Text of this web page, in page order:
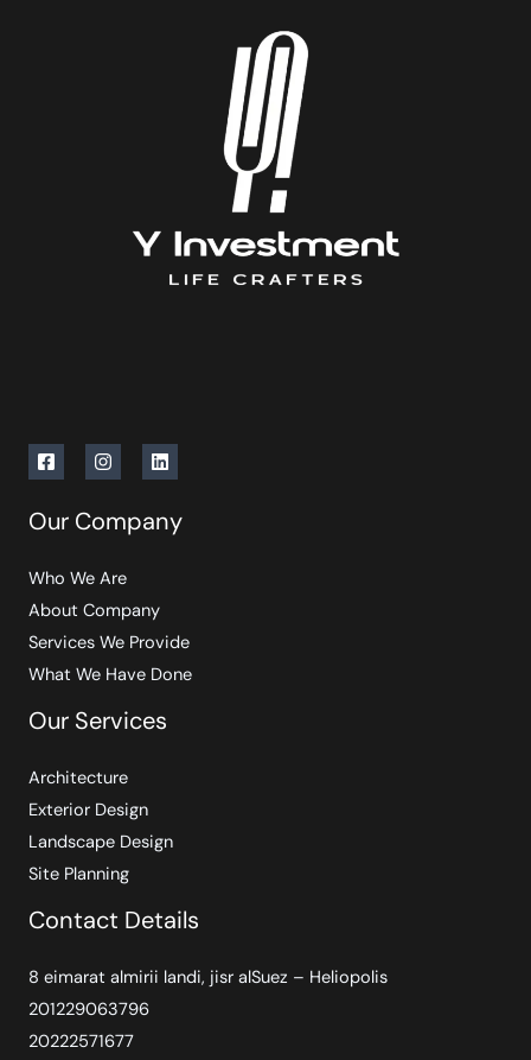
Our Company
Who We Are
About Company
Services We Provide
What We Have Done
Our Services
Architecture
Exterior Design
Landscape Design
Site Planning
Contact Details
8 eimarat almirii landi, jisr alSuez – Heliopolis
201229063796
20222571677